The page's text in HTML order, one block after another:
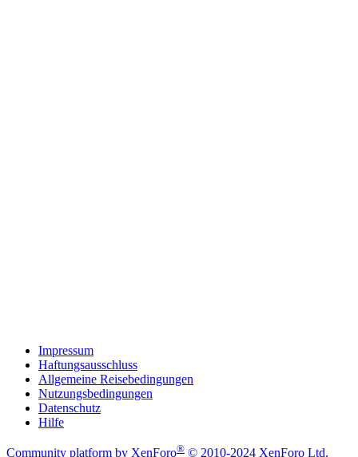
Impressum
Haftungsausschluss
Allgemeine Reisebedingungen
Nutzungsbedingungen
Datenschutz
Hilfe
Community platform by XenForo® © 2010-2024 XenForo Ltd.